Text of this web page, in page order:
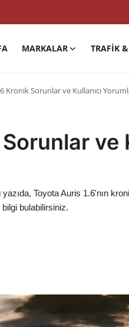
MARKALAR TRAFIK
Kronik Sorunlar ve Kullanıcı
ve
Toyota Auris 1.6'nın
bilgi bulabilirsiniz.